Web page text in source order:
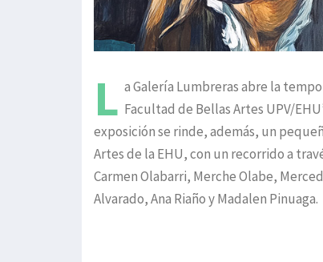
L a Galería Lumbreras abre la
Facultad de Bellas Artes UPV/
exposición se rinde, además, un
Artes de la EHU, con un recorrido a
Carmen Olabarri, Merche Olabe,
Alvarado, Ana Riaño y Madalen Pinuaga.